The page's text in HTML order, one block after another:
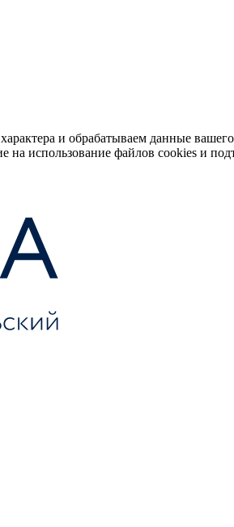
и обрабатываем данные
использование файлов cookies и